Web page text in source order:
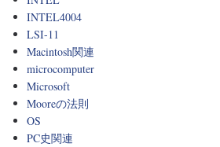
INTEL4004
LSI-11
Macintosh関連
microcomputer
Microsoft
Mooreの法則
OS
PC史関連